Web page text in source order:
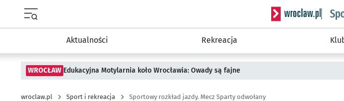
Serwis
Aktualności Rekreacja
WROCŁAW Edukacyjna Motylarnia koło Wrocławia: Owady są fajne
wroclaw.pl Sport i rekreacja Sportowy rozkład jazdy. Mecz Sparty odwołany